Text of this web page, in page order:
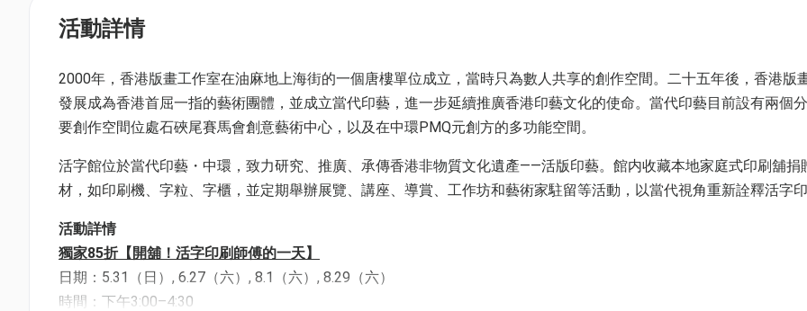
活動詳情
2000年，香港版畫工作室在油麻地上海街的一個唐樓單位成立，當時只為數人共享的創作空間。二十五年後，香港版
發展成為香港首屈一指的藝術團體，並成立當代印藝，進一步延續推廣香港印藝文化的使命。當代印藝目前設有兩個
要創作空間位處石硤尾賽馬會創意藝術中心，以及在中環PMQ元創方的多功能空間。
活字館位於當代印藝・中環，致力研究、推廣、承傳香港非物質文化遺產——活版印藝。館内收藏本地家庭式印刷舖捐
材，如印刷機、字粒、字櫃，並定期舉辦展覽、講座、導賞、工作坊和藝術家駐留等活動，以當代視角重新詮釋活字印
活動詳情
獨家85折【開舖！活字印刷師傅的一天】
日期：5.31（日）, 6.27（六）, 8.1（六）, 8.29（六）
時間：下午3:00–4:30